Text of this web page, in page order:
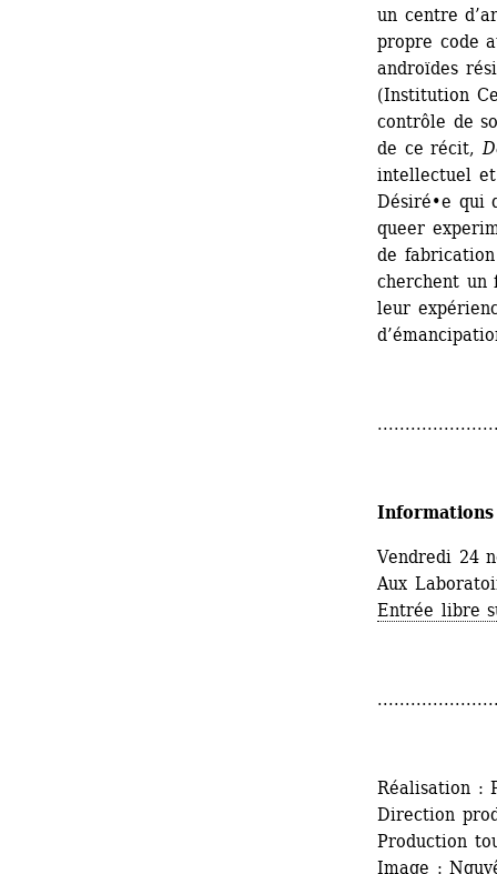
un centre
propre code
androïdes
(Institution
contrôle de
de ce récit,
intellectuel et
Désiré•e qui
queer
de
cherchent un
leur
Vendredi 24
Aux
Entrée libre
Réalisation :
Direction
Production
Image :